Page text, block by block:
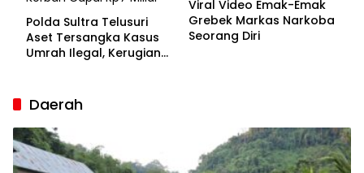
Polda Sultra Telusuri
Aset Tersangka Kasus
Umrah Ilegal, Kerugian
Viral Video Emak-Emak
Grebek Markas Narkoba
Seorang Diri
Daerah